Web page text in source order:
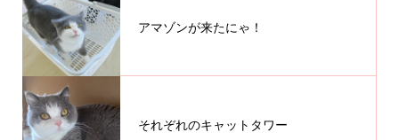
アマゾンが来たにゃ！
それぞれのキャットタワー